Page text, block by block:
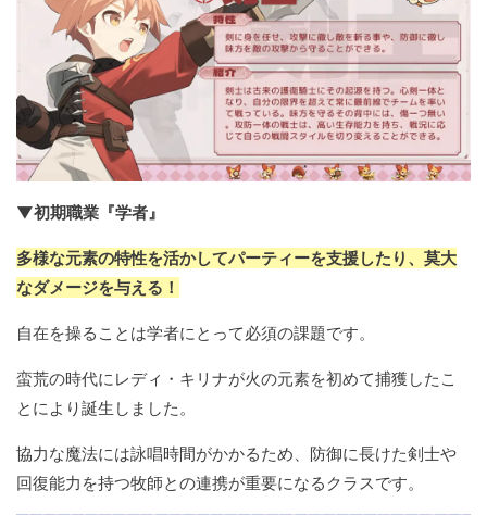
▼初期職業『学者』
多様な元素の特性を活かしてパーティーを支援したり、莫大
なダメージを与える！
自在を操ることは学者にとって必須の課題です。
蛮荒の時代にレディ・キリナが火の元素を初めて捕獲したこ
とにより誕生しました。
協力な魔法には詠唱時間がかかるため、防御に長けた剣士や
回復能力を持つ牧師との連携が重要になるクラスです。